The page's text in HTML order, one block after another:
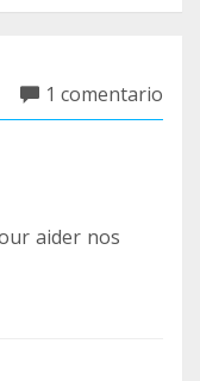
1 comentario
aider nos